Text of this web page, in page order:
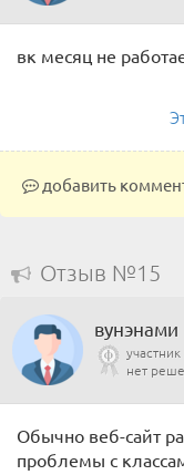
вк месяц не
добавить
Отзыв №15
вунэнами
участник
нет
Обычно веб-сайт
проблемы с